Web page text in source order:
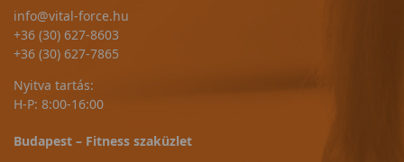
info@vital-force.hu
+36 (30) 627-8603
+36 (30) 627-7865
Nyitva tartás:
H-P: 8:00-16:00
Budapest – Fitness szaküzlet